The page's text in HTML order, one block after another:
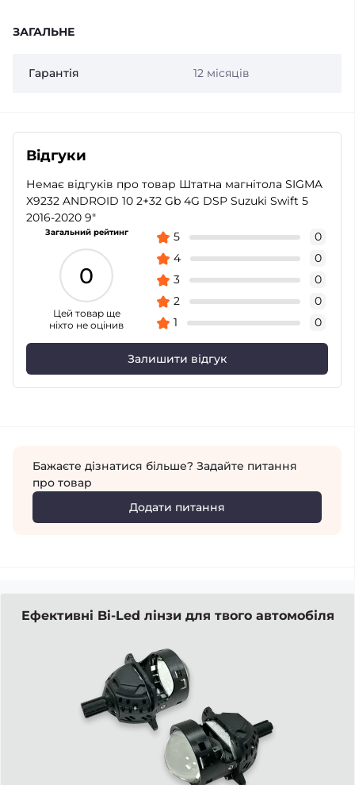
ЗАГАЛЬНЕ
Гарантія 12 місяців
Відгуки
Немає відгуків про товар Штатна магнітола SIGMA
X9232 ANDROID 10 2+32 Gb 4G DSP Suzuki Swift 5
2016-2020 9"
Загальний рейтинг
0
Цей товар ще
ніхто не оцінив
5
0
4
0
3
0
2
0
1
0
Залишити відгук
Бажаєте дізнатися більше? Задайте питання
про товар
Додати питання
Ефективні Bi-Led лінзи для твого автомобіля